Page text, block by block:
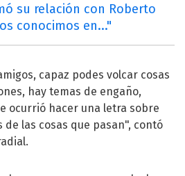
su relación con Roberto
conocimos en..."
capaz podes volcar cosas
hay temas de engaño,
ocurrió hacer una letra sobre
de las cosas que pasan", contó